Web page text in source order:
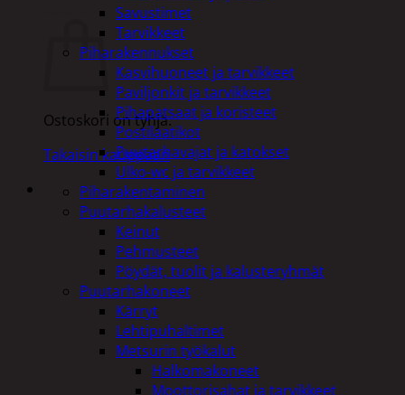
Ostoskori on tyhjä.
Takaisin kauppaan
Savustimet
Tarvikkeet
Piharakennukset
Kasvihuoneet ja tarvikkeet
Paviljonkit ja tarvikkeet
Pihapatsaat ja koristeet
Postilaatikot
Puutarhavajat ja katokset
Ulko-wc ja tarvikkeet
Piharakentaminen
Puutarhakalusteet
Keinut
Pehmusteet
Pöydät, tuolit ja kalusteryhmät
Puutarhakoneet
Kärryt
Lehtipuhaltimet
Metsurin työkalut
Halkomakoneet
Moottorisahat ja tarvikkeet